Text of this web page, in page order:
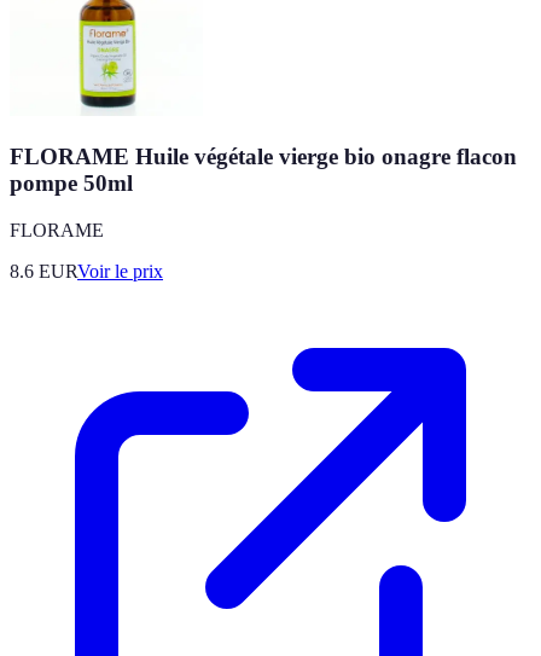
FLORAME Huile végétale vierge bio onagre flacon
pompe 50ml
FLORAME
8.6 EURVoir le prix